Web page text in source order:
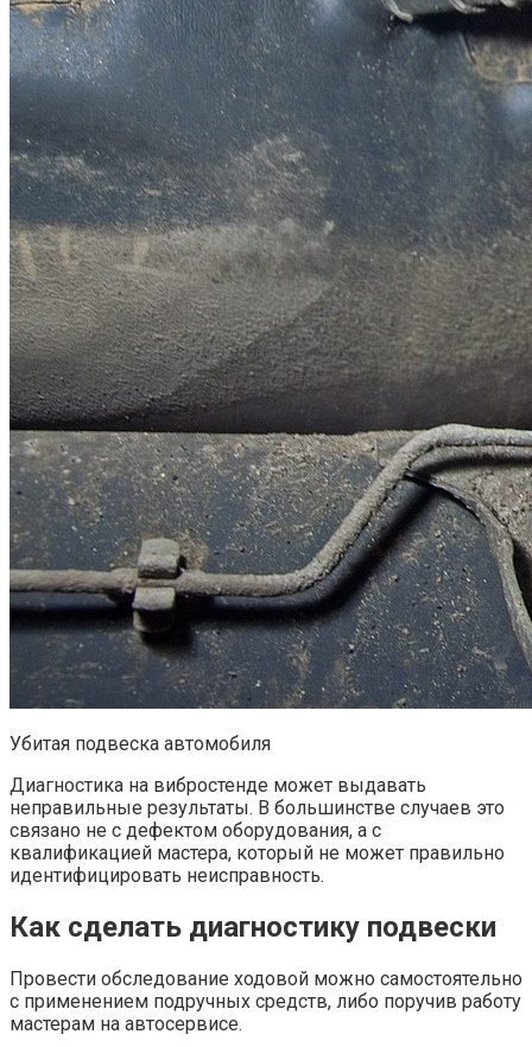
Убитая подвеска автомобиля
Диагностика на вибростенде может выдавать
неправильные результаты. В большинстве случаев это
связано не с дефектом оборудования, а с
квалификацией мастера, который не может правильно
идентифицировать неисправность.
Как сделать диагностику подвески
Провести обследование ходовой можно самостоятельно
с применением подручных средств, либо поручив работу
мастерам на автосервисе.